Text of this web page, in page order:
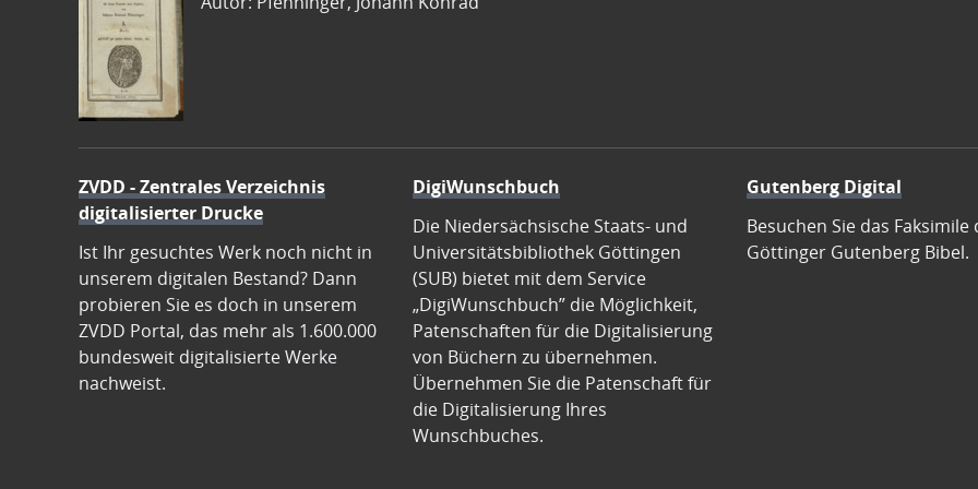
ZVDD - Zentrales Verzeichnis
digitalisierter Drucke
Ist Ihr gesuchtes Werk noch nicht in
unserem digitalen Bestand? Dann
probieren Sie es doch in unserem
ZVDD Portal, das mehr als 1.600.000
bundesweit digitalisierte Werke
nachweist.
DigiWunschbuch
Die Niedersächsische Staats- und
Universitätsbibliothek Göttingen
(SUB) bietet mit dem Service
„DigiWunschbuch” die Möglichkeit,
Patenschaften für die Digitalisierung
von Büchern zu übernehmen.
Übernehmen Sie die Patenschaft für
die Digitalisierung Ihres
Wunschbuches.
Gutenberg Digital
Besuchen Sie das Faksimile
Göttinger Gutenberg Bibel.